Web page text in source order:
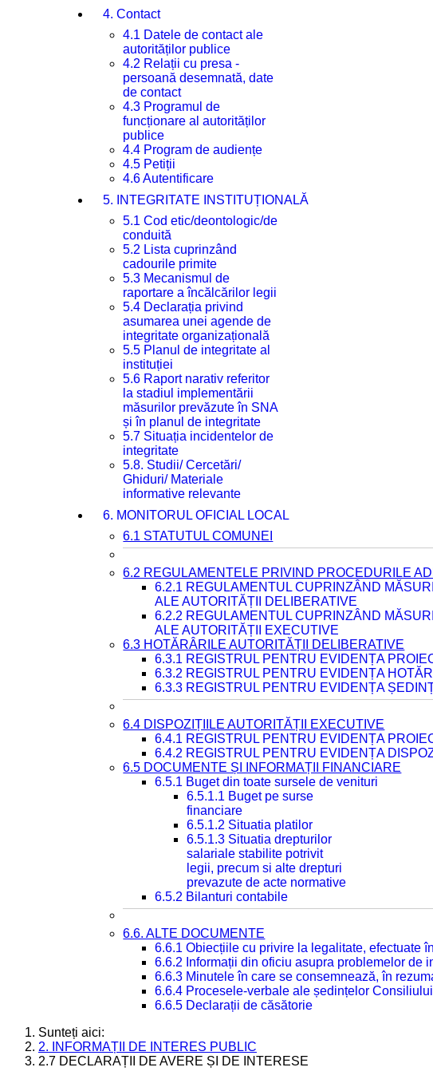
4. Contact
4.1 Datele de contact ale
autorităților publice
4.2 Relații cu presa -
persoană desemnată, date
de contact
4.3 Programul de
funcționare al autorităților
publice
4.4 Program de audiențe
4.5 Petiții
4.6 Autentificare
5. INTEGRITATE INSTITUȚIONALĂ
5.1 Cod etic/deontologic/de
conduită
5.2 Lista cuprinzând
cadourile primite
5.3 Mecanismul de
raportare a încălcărilor legii
5.4 Declarația privind
asumarea unei agende de
integritate organizațională
5.5 Planul de integritate al
instituției
5.6 Raport narativ referitor
la stadiul implementării
măsurilor prevăzute în SNA
și în planul de integritate
5.7 Situația incidentelor de
integritate
5.8. Studii/ Cercetări/
Ghiduri/ Materiale
informative relevante
6. MONITORUL OFICIAL LOCAL
6.1 STATUTUL COMUNEI
6.2 REGULAMENTELE PRIVIND PROCEDURILE
6.2.1 REGULAMENTUL CUPRINZÂND
ALE AUTORITĂȚII DELIBERATIVE
6.2.2 REGULAMENTUL CUPRINZÂND
ALE AUTORITĂȚII EXECUTIVE
6.3 HOTĂRÂRILE AUTORITĂȚII DELIBERATIVE
6.3.1 REGISTRUL PENTRU EVIDENȚA
6.3.2 REGISTRUL PENTRU EVIDENȚA
6.3.3 REGISTRUL PENTRU EVIDENȚA
6.4 DISPOZIȚIILE AUTORITĂȚII EXECUTIVE
6.4.1 REGISTRUL PENTRU EVIDENȚA
6.4.2 REGISTRUL PENTRU EVIDENȚA
6.5 DOCUMENTE ȘI INFORMAȚII FINANCIARE
6.5.1 Buget din toate sursele de venituri
6.5.1.1 Buget pe surse
financiare
6.5.1.2 Situatia platilor
6.5.1.3 Situatia drepturilor
salariale stabilite potrivit
legii, precum si alte drepturi
prevazute de acte normative
6.5.2 Bilanturi contabile
6.6. ALTE DOCUMENTE
6.6.1 Obiecțiile cu privire la legalitate, efectuate
6.6.2 Informații din oficiu asupra problemelor de
6.6.3 Minutele în care se consemnează, în
6.6.4 Procesele-verbale ale ședințelor
6.6.5 Declarații de căsătorie
Sunteți aici:
2. INFORMAȚII DE INTERES PUBLIC
2.7 DECLARAȚII DE AVERE ȘI DE INTERESE